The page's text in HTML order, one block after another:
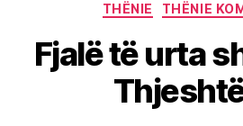
THËNIE THËNIE
Fjalë të urta